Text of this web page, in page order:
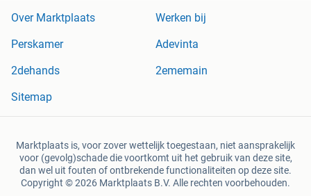
Over Marktplaats
Werken bij
Perskamer
Adevinta
2dehands
2ememain
Sitemap
Marktplaats is, voor zover wettelijk toegestaan, niet aansprakelijk
voor (gevolg)schade die voortkomt uit het gebruik van deze site,
dan wel uit fouten of ontbrekende functionaliteiten op deze site.
Copyright © 2026 Marktplaats B.V. Alle rechten voorbehouden.